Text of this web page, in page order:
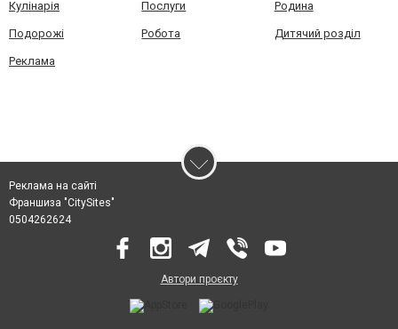
Кулінарія Послуги Родина
Подорожі Робота Дитячий розділ
Реклама
Реклама на сайті
Франшиза "CitySites"
0504262624
Автори проєкту